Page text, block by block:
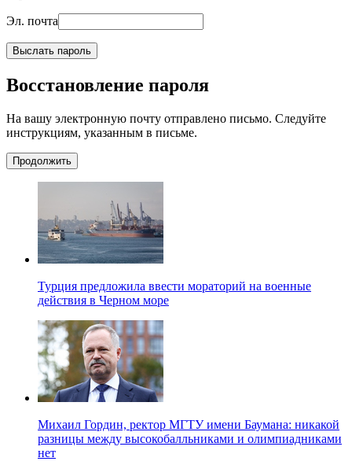
Эл. почта
Выслать пароль
Восстановление пароля
На вашу электронную почту отправлено письмо. Следуйте
инструкциям, указанным в письме.
Продолжить
Турция предложила ввести мораторий на военные
действия в Черном море
Михаил Гордин, ректор МГТУ имени Баумана: никакой
разницы между высокобалльниками и олимпиадниками
нет